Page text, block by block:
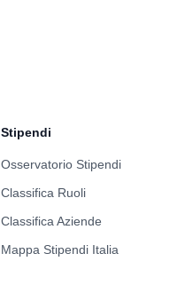
Stipendi
Osservatorio Stipendi
Classifica Ruoli
Classifica Aziende
Mappa Stipendi Italia